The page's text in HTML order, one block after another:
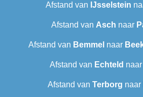
Afstand van IJsselstein
Afstand van Asch naar
Afstand van Bemmel naar
Afstand van Echteld naar
Afstand van Terborg naar